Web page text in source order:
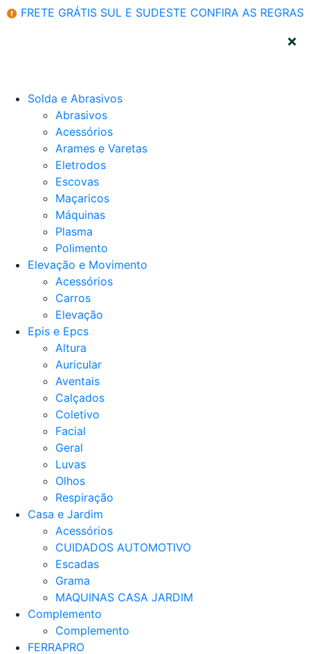
FRETE GRÁTIS SUL E SUDESTE CONFIRA AS REGRAS
Solda e Abrasivos
Abrasivos
Acessórios
Arames e Varetas
Eletrodos
Escovas
Maçaricos
Máquinas
Plasma
Polimento
Elevação e Movimento
Acessórios
Carros
Elevação
Epis e Epcs
Altura
Auricular
Aventais
Calçados
Coletivo
Facial
Geral
Luvas
Olhos
Respiração
Casa e Jardim
Acessórios
CUIDADOS AUTOMOTIVO
Escadas
Grama
MAQUINAS CASA JARDIM
Complemento
Complemento
FERRAPRO